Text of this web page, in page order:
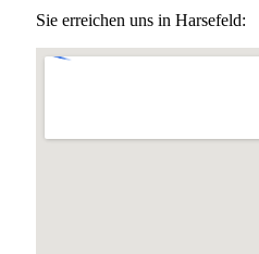
Sie erreichen uns in Harsefeld: